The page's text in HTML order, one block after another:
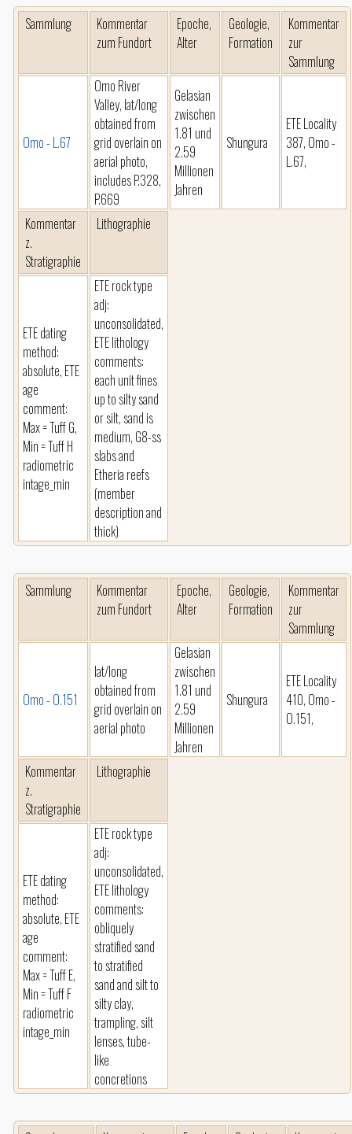
Sammlung
Kommentar
zum Fundort
Epoche,
Alter
Geologie,
Formation
Kommentar
zur
Sammlung
Omo - L.67
Omo River
Valley, lat/long
obtained from
grid overlain on
aerial photo,
includes P.328,
P.669
Gelasian
zwischen
1.81 und
2.59
Millionen
Jahren
Shungura
ETE Locality
387, Omo -
L.67,
Kommentar
z.
Stratigraphie
Lithographie
ETE dating
method:
absolute, ETE
age
comment:
Max = Tuff G,
Min = Tuff H
radiometric
intage_min
ETE rock type
adj:
unconsolidated,
ETE lithology
comments:
each unit fines
up to silty sand
or silt, sand is
medium, G8-ss
slabs and
Etheria reefs
(member
description and
thick)
Sammlung
Kommentar
zum Fundort
Epoche,
Alter
Geologie,
Formation
Kommentar
zur
Sammlung
Omo - O.151
lat/long
obtained from
grid overlain on
aerial photo
Gelasian
zwischen
1.81 und
2.59
Millionen
Jahren
Shungura
ETE Locality
410, Omo -
O.151,
Kommentar
z.
Stratigraphie
Lithographie
ETE dating
method:
absolute, ETE
age
comment:
Max = Tuff E,
Min = Tuff F
radiometric
intage_min
ETE rock type
adj:
unconsolidated,
ETE lithology
comments:
obliquely
stratified sand
to stratified
sand and silt to
silty clay,
trampling, silt
lenses, tube-
like
concretions